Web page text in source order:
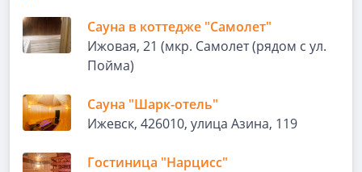
Сауна в коттедже "Самолет"
Ижовая, 21 (мкр. Самолет (рядом с ул.
Пойма)
Cауна "Шарк-отель"
Ижевск, 426010, улица Азина, 119
Гостиница "Нарцисс"